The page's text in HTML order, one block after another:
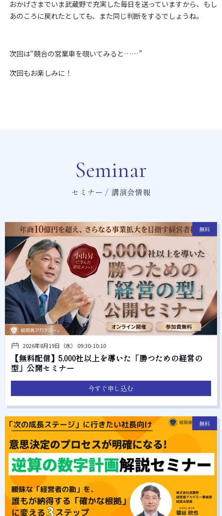
おかげさまでいま武蔵野で充実した毎日を送っていますから、もし
あのころに戻れたとしても、また同じ判断をするでしょうね。
次回は“競合の営業車を覗いてみると……”
次回もお楽しみに！
Seminar
セミナー / 講演会情報
無料
2026年8月19日（水） 09:30-10:10
【無料配信】5,000社以上を導いた「勝つための経営の
型」公開セミナー
今すぐ申し込む
無料